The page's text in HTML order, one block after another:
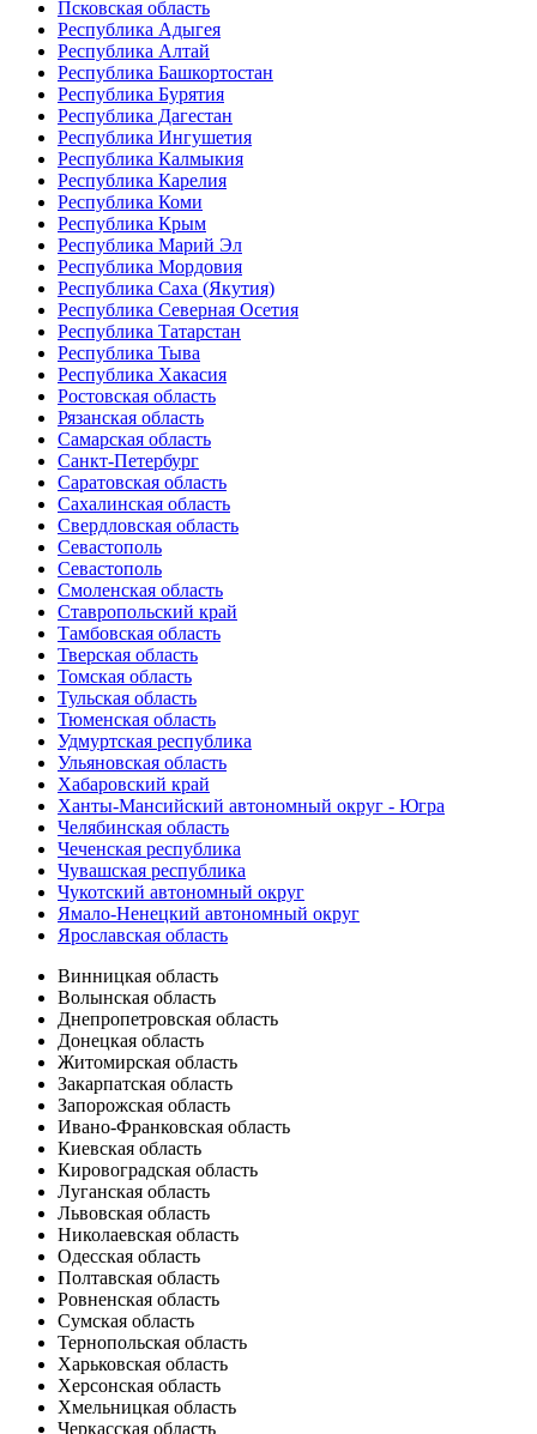
Псковская область
Республика Адыгея
Республика Алтай
Республика Башкортостан
Республика Бурятия
Республика Дагестан
Республика Ингушетия
Республика Калмыкия
Республика Карелия
Республика Коми
Республика Крым
Республика Марий Эл
Республика Мордовия
Республика Саха (Якутия)
Республика Северная Осетия
Республика Татарстан
Республика Тыва
Республика Хакасия
Ростовская область
Рязанская область
Самарская область
Санкт-Петербург
Саратовская область
Сахалинская область
Свердловская область
Севастополь
Севастополь
Смоленская область
Ставропольский край
Тамбовская область
Тверская область
Томская область
Тульская область
Тюменская область
Удмуртская республика
Ульяновская область
Хабаровский край
Ханты-Мансийский автономный округ - Югра
Челябинская область
Чеченская республика
Чувашская республика
Чукотский автономный округ
Ямало-Ненецкий автономный округ
Ярославская область
Винницкая область
Волынская область
Днепропетровская область
Донецкая область
Житомирская область
Закарпатская область
Запорожская область
Ивано-Франковская область
Киевская область
Кировоградская область
Луганская область
Львовская область
Николаевская область
Одесская область
Полтавская область
Ровненская область
Сумская область
Тернопольская область
Харьковская область
Херсонская область
Хмельницкая область
Черкасская область